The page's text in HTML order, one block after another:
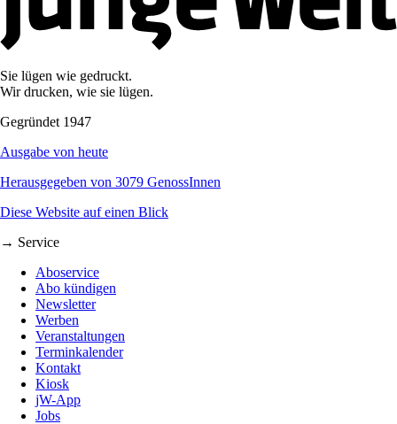
Sie lügen wie gedruckt.
Wir drucken, wie sie lügen.
Gegründet 1947
Ausgabe von heute
Herausgegeben von 3079 GenossInnen
Diese Website auf einen Blick
→ Service
Aboservice
Abo kündigen
Newsletter
Werben
Veranstaltungen
Terminkalender
Kontakt
Kiosk
jW-App
Jobs